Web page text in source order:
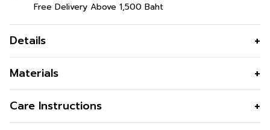
Free Delivery Above 1,500 Baht
Details
กางเกงผู้หญิง อัดพลีทขากว้าง
กางเกงผู้หญิง ผ้าอัดพลีททูเวย์ ทรงพลีทซามูไร เป็นการอัด
พลีท4ด้านทำให้พลีทแน่นและสามารถยืดได้ ใส่สบาย เหมาะกับ
ทุกรูปร่าง พกพาสะดวก
Materials
เนื้อผ้า
คุณสมบัติผ้า
เนื้อบาง ไม่ร้อน ใส่สบาย ใส่ได้ทุกรูปร่าง
Care Instructions